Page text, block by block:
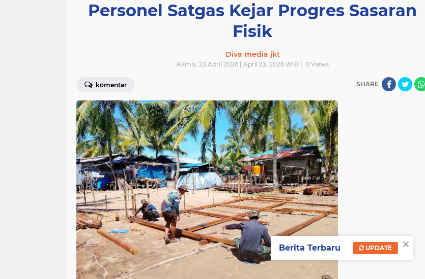
Personel Satgas Kejar Progres Sasaran
Fisik
Diva media jkt
Kamis, 23 April 2026 | April 23, 2026 WIB | 0Views
komentar SHARE
×
Berita Terbaru UPDATE